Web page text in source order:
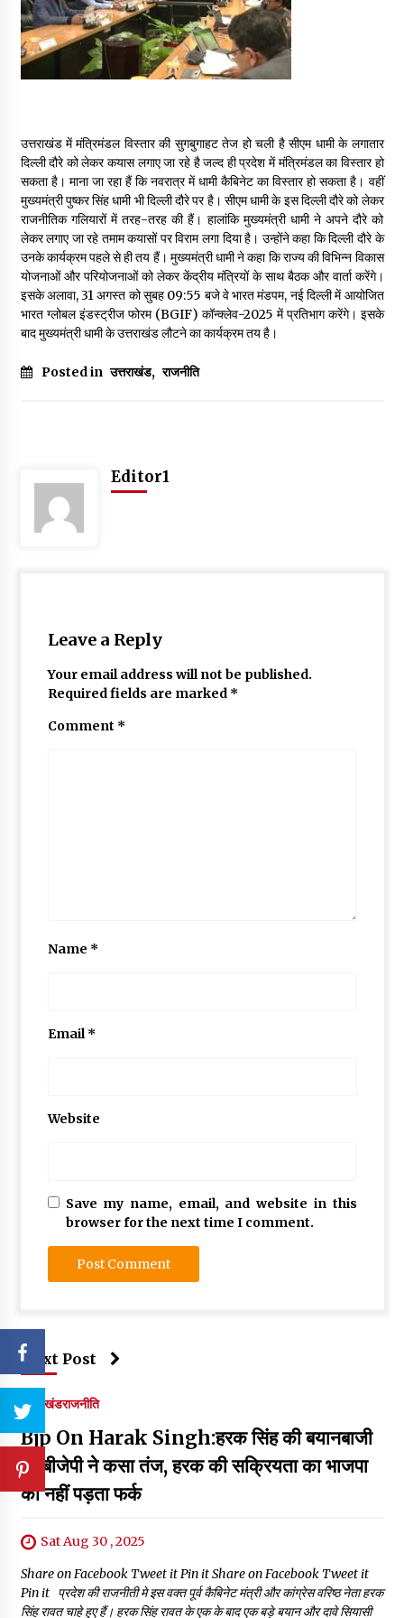
May 16, 2022
Thought Of The Day 14 May
Thought Of The Day 13 May
May 13, 2022
Thought Of The Day 12 May
May 12, 2022
Thought Of The Day 11 May
May 11, 2022
Thought Of The Day 9 May
उत्तराखंड में मंत्रिमंडल विस्तार की सुगबुगाहट तेज हो चली है सीएम धामी के लगातार
दिल्ली दौरे को लेकर कयास लगाए जा रहे है जल्द ही प्रदेश में मंत्रिमंडल का विस्तार हो
सकता है। माना जा रहा हैं कि नवरात्र में धामी कैबिनेट का विस्तार हो सकता है। वहीं
मुख्यमंत्री पुष्कर सिंह धामी भी दिल्ली दौरे पर है। सीएम धामी के इस दिल्ली दौरे को लेकर
राजनीतिक गलियारों में तरह-तरह की हैं। हालांकि मुख्यमंत्री धामी ने अपने दौरे को
लेकर लगाए जा रहे तमाम कयासों पर विराम लगा दिया है। उन्होंने कहा कि दिल्ली दौरे के
उनके कार्यक्रम पहले से ही तय हैं। मुख्यमंत्री धामी ने कहा कि राज्य की विभिन्न विकास
योजनाओं और परियोजनाओं को लेकर केंद्रीय मंत्रियों के साथ बैठक और वार्ता करेंगे।
इसके अलावा, 31 अगस्त को सुबह 09:55 बजे वे भारत मंडपम, नई दिल्ली में आयोजित
भारत ग्लोबल इंडस्ट्रीज फोरम (BGIF) कॉन्क्लेव-2025 में प्रतिभाग करेंगे। इसके
बाद मुख्यमंत्री धामी के उत्तराखंड लौटने का कार्यक्रम तय है।
Posted in उत्तराखंड, राजनीति
Editor1
Leave a Reply
Your email address will not be published.
Required fields are marked *
Comment *
Name *
Email*
Website
Save my name, email, and website in this
browser for the next time I comment.
Next Post
उत्तराखंडराजनीति
Bjp On Harak Singh:हरक सिंह की बयानबाजी
पर बीजेपी ने कसा तंज, हरक की सक्रियता का भाजपा
को नहीं पड़ता फर्क
Sat Aug 30 , 2025
Share on Facebook Tweet it Pin it Share on Facebook Tweet it
Pin it प्रदेश की राजनीती मे इस वक्त पूर्व कैबिनेट मंत्री और कांग्रेस वरिष्ठ नेता हरक
सिंह रावत चाहे हुए हैं। हरक सिंह रावत के एक के बाद एक बड़े बयान और दावे सियासी